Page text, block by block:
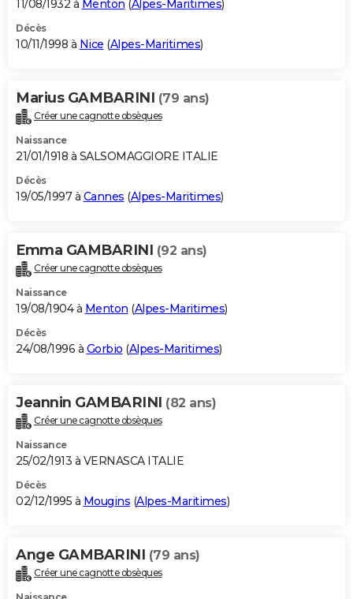
11/08/1932 à Menton (Alpes-Maritimes)
Décès
10/11/1998 à Nice (Alpes-Maritimes)
Marius GAMBARINI (79 ans)
Créer une cagnotte obsèques
Naissance
21/01/1918 à SALSOMAGGIORE ITALIE
Décès
19/05/1997 à Cannes (Alpes-Maritimes)
Emma GAMBARINI (92 ans)
Créer une cagnotte obsèques
Naissance
19/08/1904 à Menton (Alpes-Maritimes)
Décès
24/08/1996 à Gorbio (Alpes-Maritimes)
Jeannin GAMBARINI (82 ans)
Créer une cagnotte obsèques
Naissance
25/02/1913 à VERNASCA ITALIE
Décès
02/12/1995 à Mougins (Alpes-Maritimes)
Ange GAMBARINI (79 ans)
Créer une cagnotte obsèques